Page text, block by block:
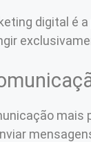
digital é
mais